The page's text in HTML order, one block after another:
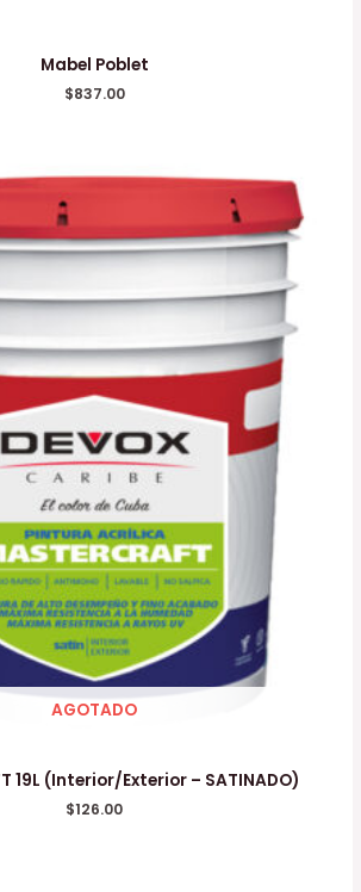
Mabel Poblet
$837.00
AGOTADO
19L (Interior/Exterior – SATINADO)
$126.00